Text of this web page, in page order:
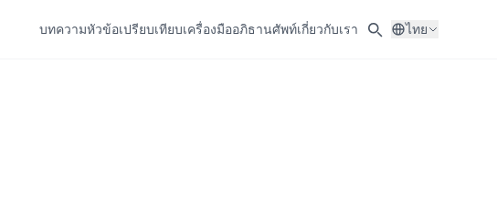
บทความหัวข้อเปรียบเทียบเครื่องมืออภิธานศัพท์เกี่ยวกับเรา ไทย